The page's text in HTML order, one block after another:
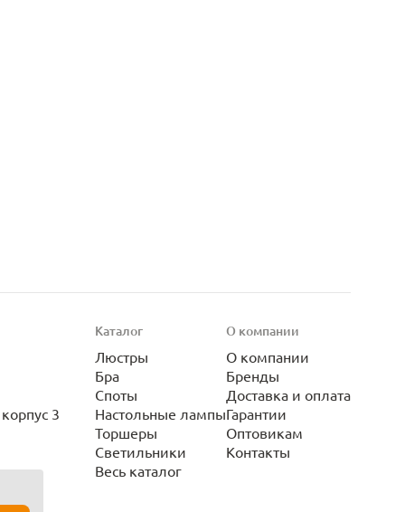
3
Каталог
Люстры
Бра
Споты
Настольные лампы
Торшеры
Светильники
Весь каталог
О компании
О компании
Бренды
Доставка и оплата
Гарантии
Оптовикам
Контакты